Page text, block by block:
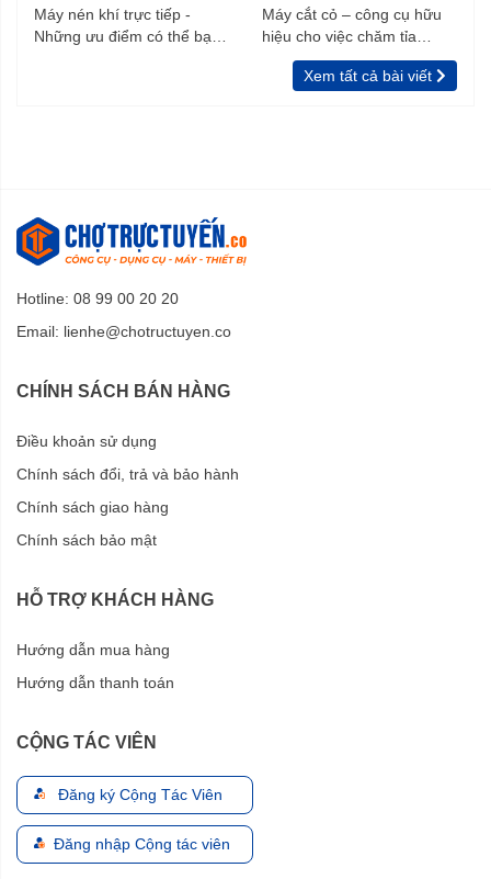
Máy nén khí trực tiếp -
Những ưu điểm có thể bạn
Máy cắt cỏ – công cụ hữu
hiệu cho việc chăm tỉa
vườn, rào
Xem tất cả bài viết
Hotline: 08 99 00 20 20
Email: lienhe@chotructuyen.co
CHÍNH SÁCH BÁN HÀNG
Điều khoản sử dụng
Chính sách đổi, trả và bảo hành
Chính sách giao hàng
Chính sách bảo mật
HỖ TRỢ KHÁCH HÀNG
Hướng dẫn mua hàng
Hướng dẫn thanh toán
CỘNG TÁC VIÊN
Đăng ký Cộng Tác Viên
Đăng nhập Cộng tác viên